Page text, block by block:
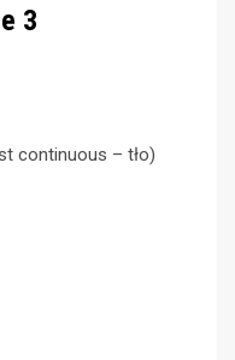
3
continuous – tło)